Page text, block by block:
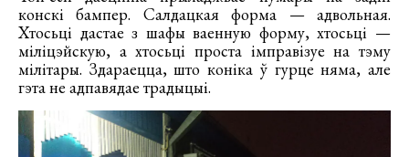
конскі бампер. Салдацкая форма — адвольная.
Хтосьці дастае з шафы ваенную форму, хтосьці —
міліцэйскую, а хтосьці проста імправізуе на тэму
мілітары. Здараецца, што коніка ў гурце няма, але
гэта не адпавядае традыцыі.